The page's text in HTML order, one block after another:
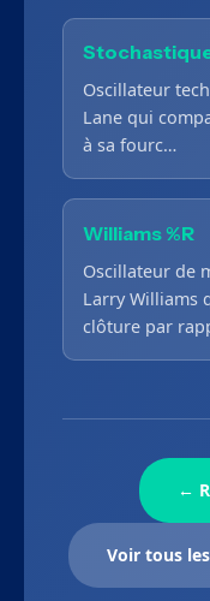
Oscillateur
Lane qui
à sa fourc…
Williams %R
Oscillateur de
Larry Williams
clôture par
←
Voir tous